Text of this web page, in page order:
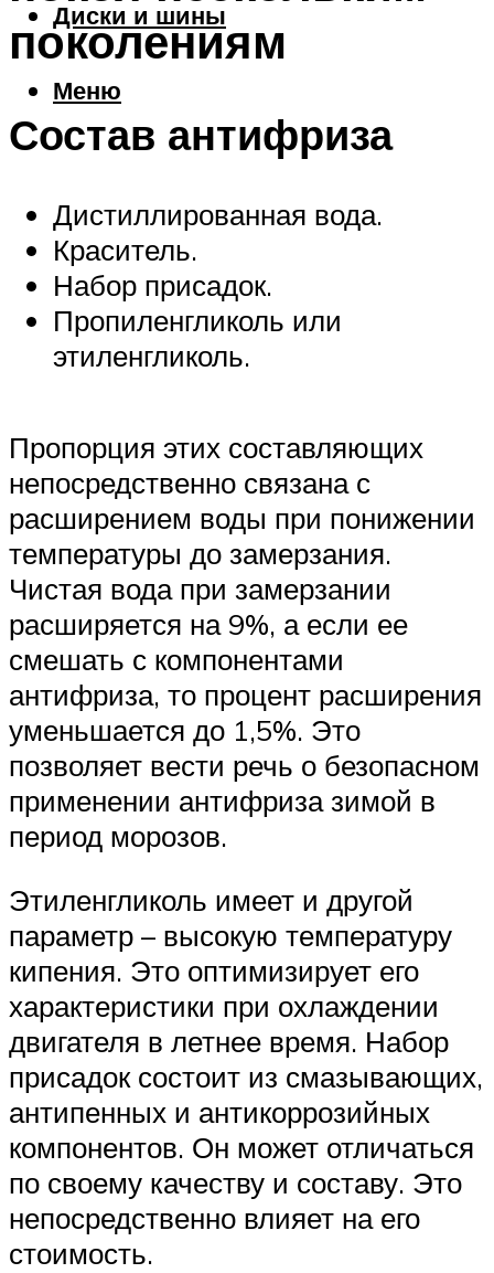
Диски и шины
Меню
поколениям
Состав антифриза
Дистиллированная вода.
Краситель.
Набор присадок.
Пропиленгликоль или
этиленгликоль.
Пропорция этих составляющих
непосредственно связана с
расширением воды при понижении
температуры до замерзания.
Чистая вода при замерзании
расширяется на 9%, а если ее
смешать с компонентами
антифриза, то процент расширения
уменьшается до 1,5%. Это
позволяет вести речь о безопасном
применении антифриза зимой в
период морозов.
Этиленгликоль имеет и другой
параметр – высокую температуру
кипения. Это оптимизирует его
характеристики при охлаждении
двигателя в летнее время. Набор
присадок состоит из смазывающих,
антипенных и антикоррозийных
компонентов. Он может отличаться
по своему качеству и составу. Это
непосредственно влияет на его
стоимость.